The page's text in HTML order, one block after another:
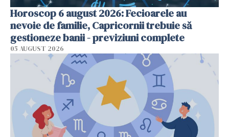
Horoscop 6 august 2026: Fecioarele au
nevoie de familie, Capricornii trebuie să
gestioneze banii - previziuni complete
05 AUGUST 2026